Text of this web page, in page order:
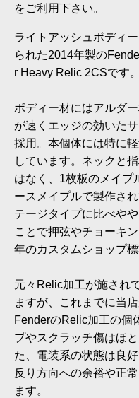
をご利用下さい。
ライトアッシュボディ
られた2014年製の
r Heavy Relic 2CSです。
ボディー材にはアルダ
が速くエッジの効いた
採用。本個体には特に
しています。ネックと
はなく、1枚板のメイプ
ースメイプルで製作さ
テージタイプに比べや
ことで押弦やチョーキ
年のカスタムショップ
元々Relic加工が施され
ますが、これまでに当
FenderのRelic加工の個
プやスクラッチ傷はほ
た、電装系の状態は良
反り方向への余裕や正
ます。